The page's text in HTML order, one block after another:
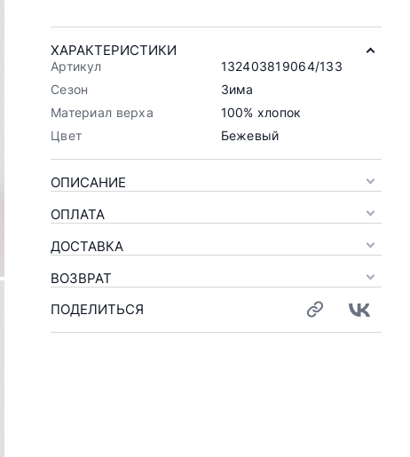
ХАРАКТЕРИСТИКИ
Артикул
132403819064/133
Сезон
Зима
Материал верха
100% хлопок
Цвет
Бежевый
ОПИСАНИЕ
ОПЛАТА
ДОСТАВКА
ВОЗВРАТ
ПОДЕЛИТЬСЯ